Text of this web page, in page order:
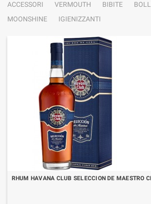
ACCESSORI
VERMOUTH BIBITE
MOONSHINE
IGIENIZZANTI
RHUM HAVANA CLUB SELECCION DE MAESTRO